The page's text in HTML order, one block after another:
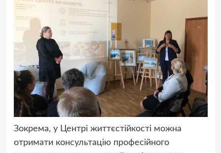
Зокрема, у Центрі життєстійкості можна
отримати консультацію професійного